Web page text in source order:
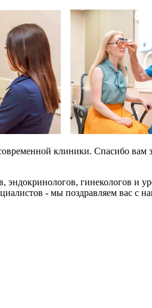
клиники. Спасибо вам
гинекологов и
- мы поздравляем вас с